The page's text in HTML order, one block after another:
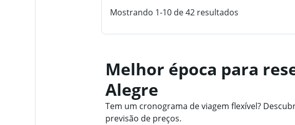
Mostrando 1-10 de 42 resultados
Melhor época para
Alegre
Tem um cronograma de viagem flexível?
previsão de preços.